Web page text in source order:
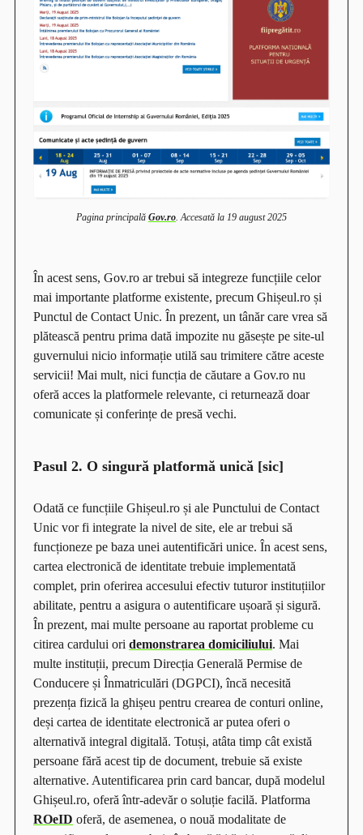
Pagina principală Gov.ro . Accesată la 19 august 2025
În acest sens, Gov.ro ar trebui să integreze funcțiile celor
mai importante platforme existente, precum Ghișeul.ro și
Punctul de Contact Unic. În prezent, un tânăr care vrea să
plătească pentru prima dată impozite nu găsește pe site-ul
guvernului nicio informație utilă sau trimitere către aceste
servicii! Mai mult, nici funcția de căutare a Gov.ro nu
oferă acces la platformele relevante, ci returnează doar
comunicate și conferințe de presă vechi.
Pasul 2. O singură platformă unică [sic]
Odată ce funcțiile Ghișeul.ro și ale Punctului de Contact
Unic vor fi integrate la nivel de site, ele ar trebui să
funcționeze pe baza unei autentificări unice. În acest sens,
cartea electronică de identitate trebuie implementată
complet, prin oferirea accesului efectiv tuturor instituțiilor
abilitate, pentru a asigura o autentificare ușoară și sigură.
În prezent, mai multe persoane au raportat probleme cu
citirea cardului ori demonstrarea domiciliului. Mai
multe instituții, precum Direcția Generală Permise de
Conducere și Înmatriculări (DGPCI), încă necesită
prezența fizică la ghișeu pentru crearea de conturi online,
deși cartea de identitate electronică ar putea oferi o
alternativă integral digitală. Totuși, atâta timp cât există
persoane fără acest tip de document, trebuie să existe
alternative. Autentificarea prin card bancar, după modelul
Ghișeul.ro, oferă într-adevăr o soluție facilă. Platforma
ROeID oferă, de asemenea, o nouă modalitate de